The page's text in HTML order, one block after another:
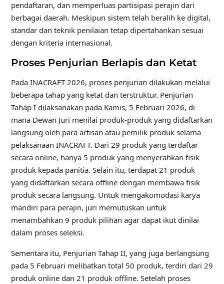
pendaftaran, dan memperluas partisipasi perajin dari
berbagai daerah. Meskipun sistem telah beralih ke digital,
standar dan teknik penilaian tetap dipertahankan sesuai
dengan kriteria internasional.
Proses Penjurian Berlapis dan Ketat
Pada INACRAFT 2026, proses penjurian dilakukan melalui
beberapa tahap yang ketat dan terstruktur. Penjurian
Tahap I dilaksanakan pada Kamis, 5 Februari 2026, di
mana Dewan Juri menilai produk-produk yang didaftarkan
langsung oleh para artisan atau pemilik produk selama
pelaksanaan INACRAFT. Dari 29 produk yang terdaftar
secara online, hanya 5 produk yang menyerahkan fisik
produk kepada panitia. Selain itu, terdapat 21 produk
yang didaftarkan secara offline dengan membawa fisik
produk secara langsung. Untuk mengakomodasi karya
mandiri para perajin, juri memutuskan untuk
menambahkan 9 produk pilihan agar dapat ikut dinilai
dalam proses seleksi.
Sementara itu, Penjurian Tahap II, yang juga berlangsung
pada 5 Februari melibatkan total 50 produk, terdiri dari 29
produk online dan 21 produk offline. Setelah proses